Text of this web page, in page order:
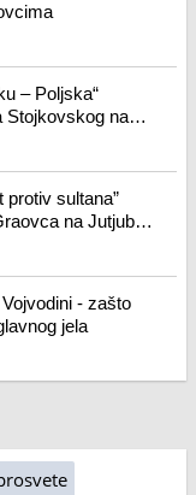
– Poljska“
Stojkovskog na
protiv sultana”
na Jutjub
- zašto
jela